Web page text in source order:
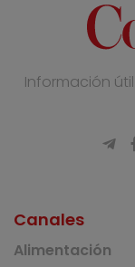
Información
Canales
Alimentación